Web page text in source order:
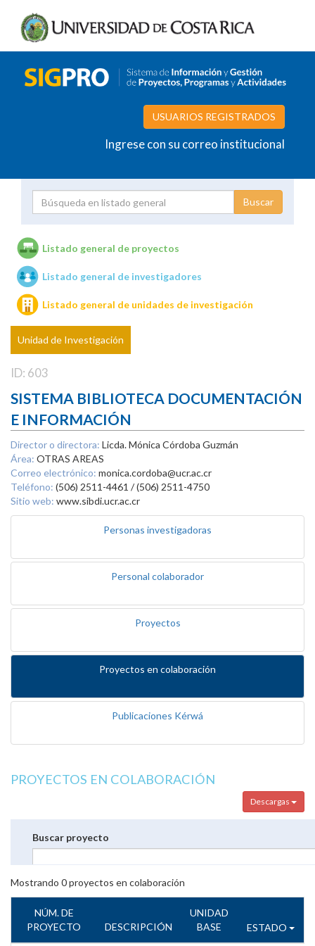
USUARIOS REGISTRADOS
Ingrese con su correo institucional
Unidades de investigación
Listado general de proyectos
Listado general de investigadores
Listado general de unidades de investigación
Unidad de Investigación
ID: 603
SISTEMA BIBLIOTECA DOCUMENTACIÓN
E INFORMACIÓN
Director o directora: Licda. Mónica Córdoba Guzmán
Área: OTRAS AREAS
Correo electrónico: monica.cordoba@ucr.ac.cr
Teléfono: (506) 2511-4461 / (506) 2511-4750
Sitio web: www.sibdi.ucr.ac.cr
Personas investigadoras
Personal colaborador
Proyectos
Proyectos en colaboración
Publicaciones Kérwá
PROYECTOS EN COLABORACIÓN
Descargas
Buscar proyecto
Mostrando 0proyectos en colaboración
NÚM. DE
PROYECTO
DESCRIPCIÓN
UNIDAD
BASE
ESTADO